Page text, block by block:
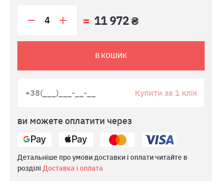
11 972 ₴
В КОШИК
Купити за 1 клік
ви можете оплатити через
Детальніше про умови доставки і оплати читайте в
розділі Доставка і оплата